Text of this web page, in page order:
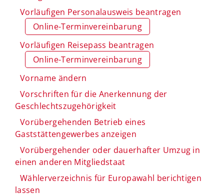
Vorläufigen Personalausweis beantragen
Online-Terminvereinbarung
Vorläufigen Reisepass beantragen
Online-Terminvereinbarung
Vorname ändern
Vorschriften für die Anerkennung der
Geschlechtszugehörigkeit
Vorübergehenden Betrieb eines
Gaststättengewerbes anzeigen
Vorübergehender oder dauerhafter Umzug in
einen anderen Mitgliedstaat
Wählerverzeichnis für Europawahl berichtigen
lassen